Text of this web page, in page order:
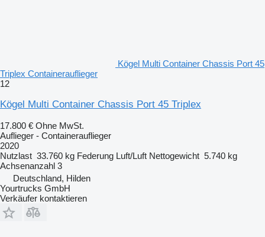
Kögel Multi Container Chassis Port 45
Triplex Containerauflieger
12
Kögel Multi Container Chassis Port 45 Triplex
17.800 € Ohne MwSt.
Auflieger - Containerauflieger
2020
Nutzlast 33.760 kg Federung Luft/Luft Nettogewicht 5.740 kg
Achsenanzahl 3
Deutschland, Hilden
Yourtrucks GmbH
Verkäufer kontaktieren